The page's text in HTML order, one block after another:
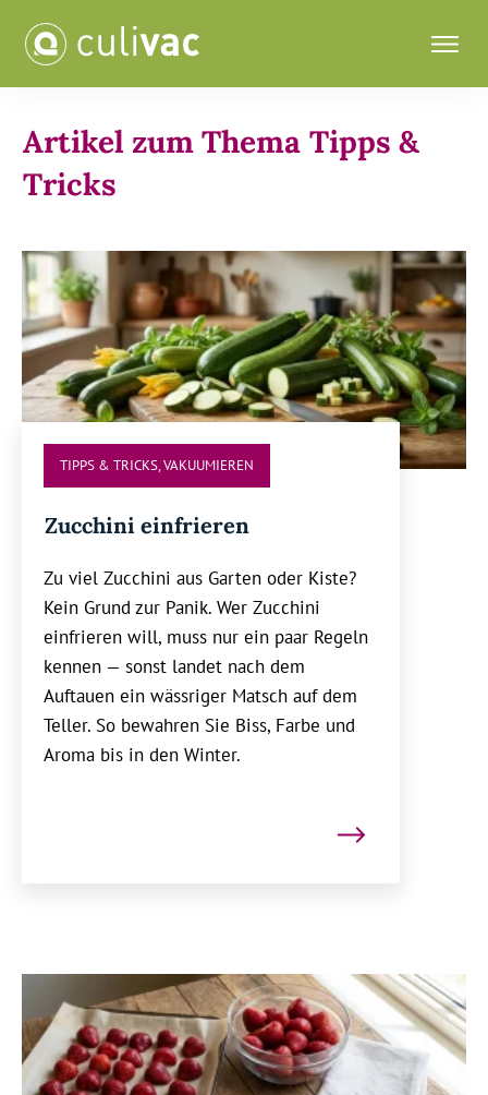
Artikel zum Thema Tipps &
Tricks
TIPPS & TRICKS,VAKUUMIEREN
Zucchini einfrieren
Zu viel Zucchini aus Garten oder Kiste?
Kein Grund zur Panik. Wer Zucchini
einfrieren will, muss nur ein paar Regeln
kennen — sonst landet nach dem
Auftauen ein wässriger Matsch auf dem
Teller. So bewahren Sie Biss, Farbe und
Aroma bis in den Winter.